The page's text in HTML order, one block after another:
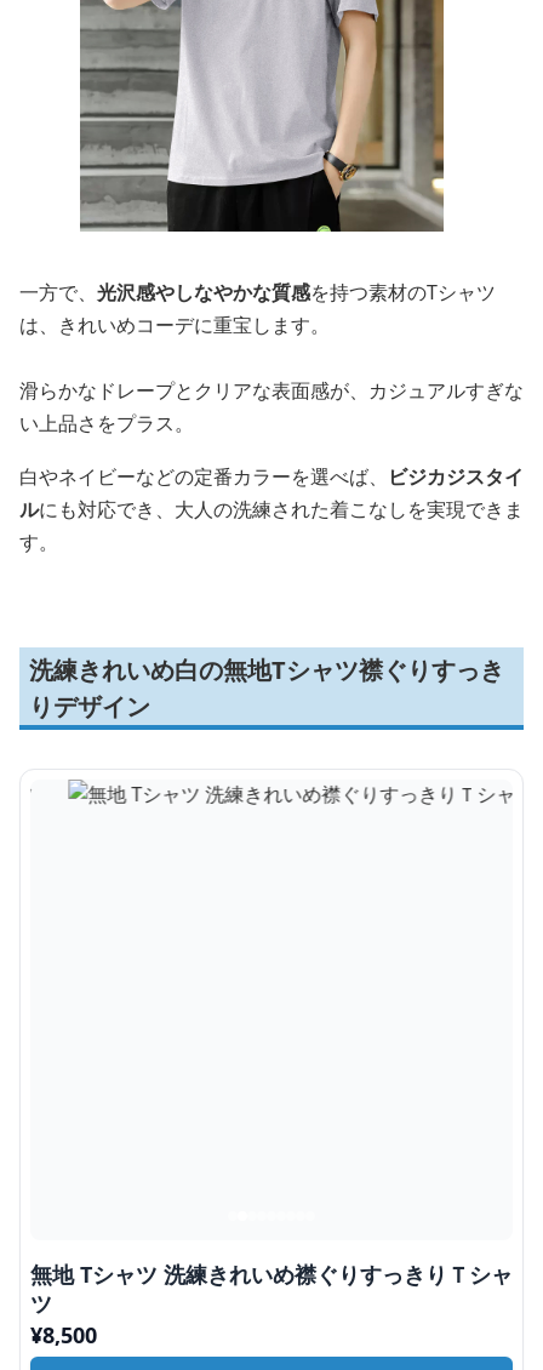
一方で、 光沢感やしなやかな質感を持つ素材のTシャツ
は、きれいめコーデに重宝します。
滑らかなドレープとクリアな表面感が、カジュアルすぎな
い上品さをプラス。
白やネイビーなどの定番カラーを選べば、
ビジカジスタイ
ルにも対応でき、大人の洗練された着こなしを実現できま
す。
洗練きれいめ白の無地Tシャツ襟ぐりすっき
りデザイン
無地 Tシャツ 洗練きれいめ襟ぐりすっきりＴシャ
ツ
¥8,500